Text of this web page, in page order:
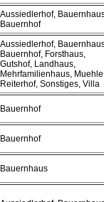
Aussiedlerhof,
Bauernhof
Aussiedlerhof,
Bauernhof, Forsthaus,
Gutshof, Landhaus,
Mehrfamilienhaus,
Reiterhof, Sonstiges, Villa
Bauernhof
Bauernhof
Bauernhaus